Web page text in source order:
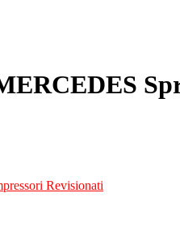
Revisionati